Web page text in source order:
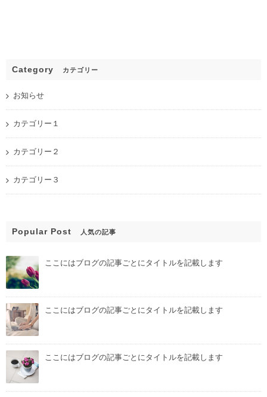
Category カテゴリー
お知らせ
カテゴリー１
カテゴリー２
カテゴリー３
Popular Post 人気の記事
ここにはブログの記事ごとにタイトルを記載します
ここにはブログの記事ごとにタイトルを記載します
ここにはブログの記事ごとにタイトルを記載します